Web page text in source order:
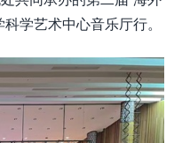
学艺术中心音乐厅行。